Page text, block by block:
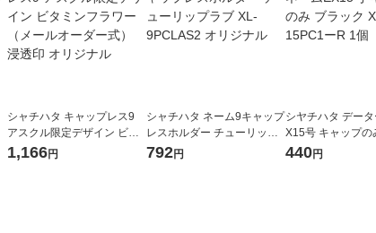
シャチハタ キャップレス9
アスクル限定デザイン ビタ
ミンフラワー（メールオー
1,166円
シャチハタ ネーム9キャップ
レスホルダー チューリップ
ラブ XL-9PCLAS2 オリジナ
792円
シヤチハタ デー
X15号 キャップの
ク XGLー15PC1ー
440円